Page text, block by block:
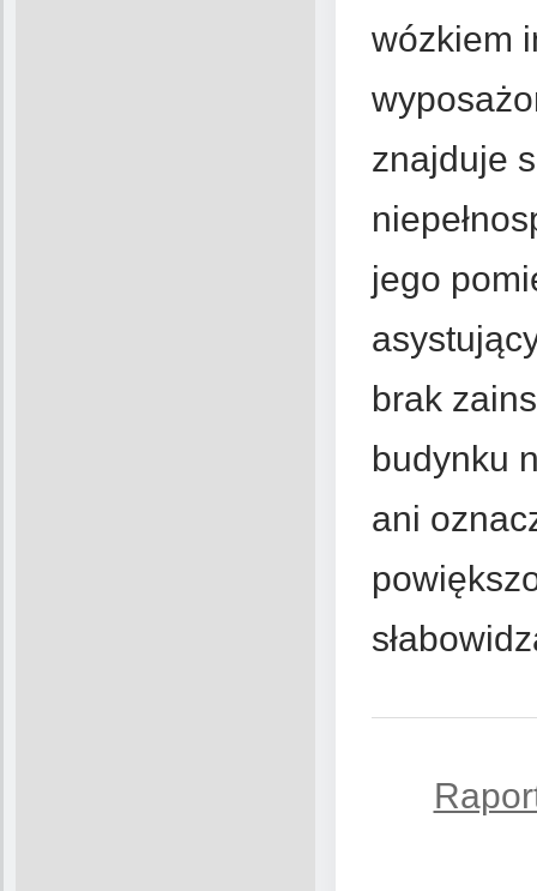
wózkiem
znajduje
jego
brak
budynku
ani